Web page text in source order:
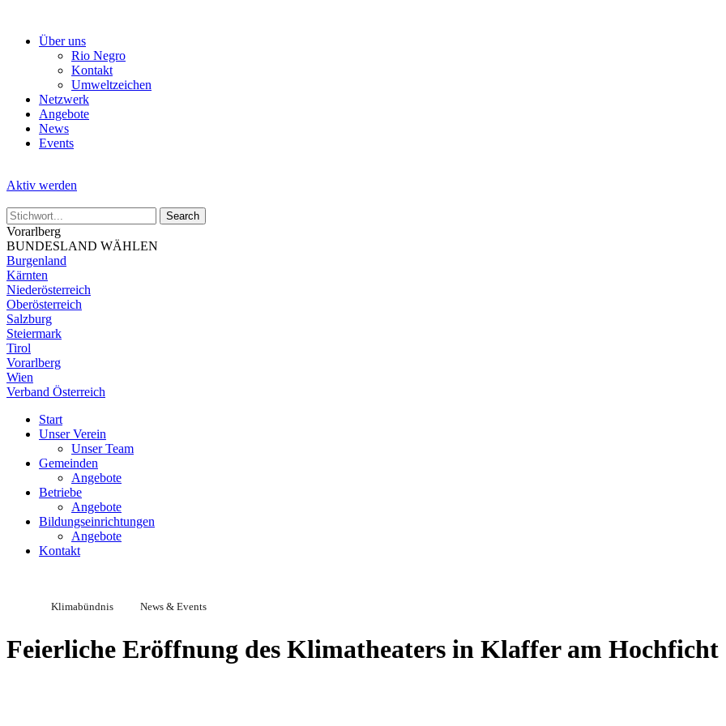
Über uns
Rio Negro
Kontakt
Umweltzeichen
Netzwerk
Angebote
News
Events
Aktiv werden
Vorarlberg
BUNDESLAND WÄHLEN
Burgenland
Kärnten
Niederösterreich
Oberösterreich
Salzburg
Steiermark
Tirol
Vorarlberg
Wien
Verband Österreich
Start
Unser Verein
Unser Team
Gemeinden
Angebote
Betriebe
Angebote
Bildungseinrichtungen
Angebote
Kontakt
Klimabündnis News & Events
Feierliche Eröffnung des Klimatheaters in Klaffer am Hochficht